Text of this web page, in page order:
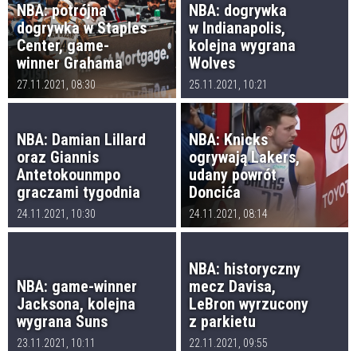
NBA: potrójna
dogrywka w Staples
Center, game-
winner Grahama
27.11.2021, 08:30
NBA: dogrywka
w Indianapolis,
kolejna wygrana
Wolves
25.11.2021, 10:21
NBA: Damian Lillard
oraz Giannis
Antetokounmpo
graczami tygodnia
24.11.2021, 10:30
NBA: Knicks
ogrywają Lakers,
udany powrót
Doncića
24.11.2021, 08:14
NBA: game-winner
Jacksona, kolejna
wygrana Suns
23.11.2021, 10:11
NBA: historyczny
mecz Davisa,
LeBron wyrzucony
z parkietu
22.11.2021, 09:55